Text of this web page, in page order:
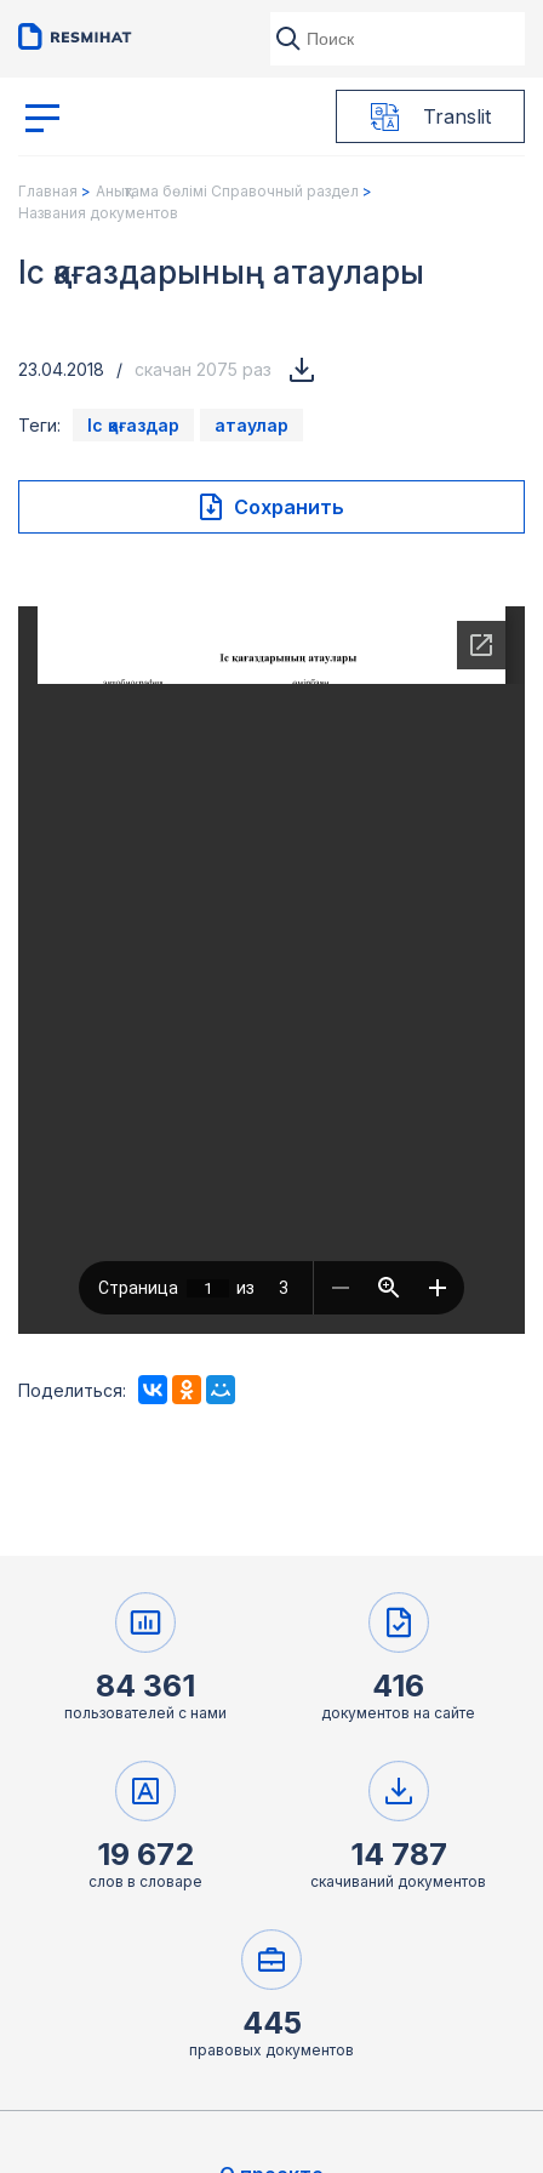
Translit
Главная
Анықтама бөлімі Справочный раздел
Названия документов
Іс қағаздарының атаулары
23.04.2018 / скачан 2075 раз
Теги: Іс қағаздар атаулар
Сохранить
Поделиться:
84 361
пользователей с нами
416
документов на сайте
19 672
слов в словаре
14 787
скачиваний документов
445
правовых документов